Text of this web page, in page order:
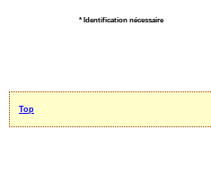
* Identification nécessaire
Top